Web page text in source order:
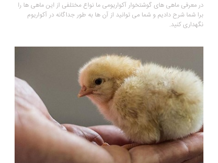
در معرفی ماهی های گوشتخوار آکواریومی ما نواع مختلفی از این ماهی ها را
برا شما شرح دادیم و شما می توانید از آن ها به طور جداگانه در آکواریوم
نگهداری کنید.